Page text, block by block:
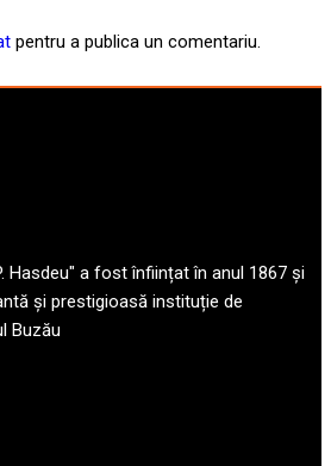
pentru a publica un comentariu.
Hasdeu" a fost înființat în anul 1867 și
și prestigioasă instituție de
Buzău